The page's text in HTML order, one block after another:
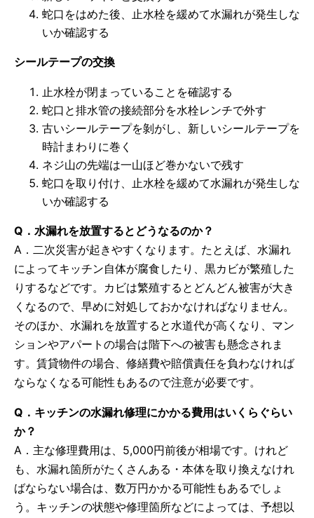
蛇口をはめた後、止水栓を緩めて水漏れが発生しな
いか確認する
シールテープの交換
止水栓が閉まっていることを確認する
蛇口と排水管の接続部分を水栓レンチで外す
古いシールテープを剝がし、新しいシールテープを
時計まわりに巻く
ネジ山の先端は一山ほど巻かないで残す
蛇口を取り付け、止水栓を緩めて水漏れが発生しな
いか確認する
Q．水漏れを放置するとどうなるのか？
A．二次災害が起きやすくなります。たとえば、水漏れ
によってキッチン自体が腐食したり、黒カビが繁殖した
りするなどです。カビは繁殖するとどんどん被害が大き
くなるので、早めに対処しておかなければなりません。
そのほか、水漏れを放置すると水道代が高くなり、マン
ションやアパートの場合は階下への被害も懸念されま
す。賃貸物件の場合、修繕費や賠償責任を負わなければ
ならなくなる可能性もあるので注意が必要です。
Q．キッチンの水漏れ修理にかかる費用はいくらぐらい
か？
A．主な修理費用は、5,000円前後が相場です。けれど
も、水漏れ箇所がたくさんある・本体を取り換えなけれ
ばならない場合は、数万円かかる可能性もあるでしょ
う。キッチンの状態や修理箇所などによっては、予想以